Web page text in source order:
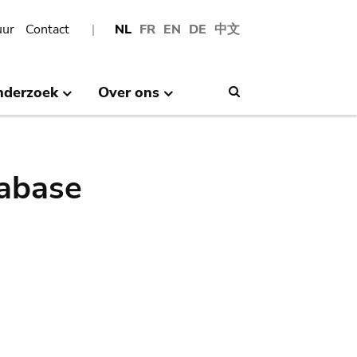
NL FR EN DE 中文
Contact
Over ons